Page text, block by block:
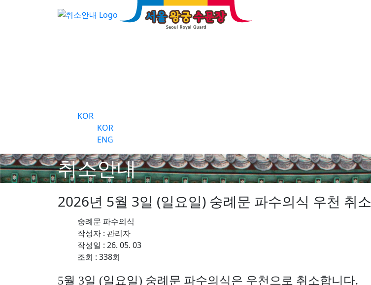
KOR
KOR
ENG
취소안내
2026년 5월 3일 (일요일) 숭례문 파수의식 우천 취소
숭례문 파수의식
작성자 : 관리자
작성일 : 26. 05. 03
조회 : 338회
5월 3일 (일 요일) 숭례문 파수의식은 우천으로 취소합니다.